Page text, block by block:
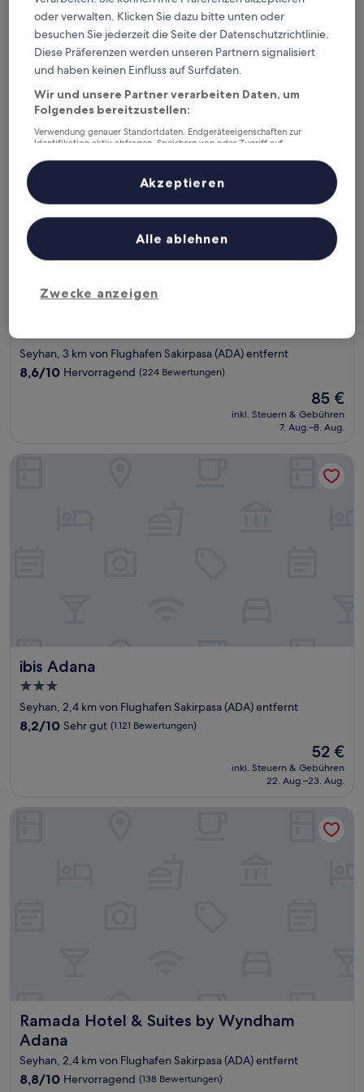
Unterkunft
von
Außergewöhnlich,
(187
Bewertungen)
9,4/10 Außergewöhnlich (187 Bewertungen)
Der
Preis
153 €
inkl. Steuern & Gebühren
Sterne-
Unterkunft
Seyhan, 3 km von Flughafen Sakirpasa (ADA) entfernt
8.6
8,6/10 Hervorragend (224 Bewertungen)
Der
Preis
beträgt
85 €
inkl. Steuern & Gebühren
7. Aug.–8. Aug.
Sirin Park Hotel
ibis Adana
ibis Adana
3.0-
Sterne-
Unterkunft
Seyhan, 2,4 km von Flughafen Sakirpasa (ADA) entfernt
8.2
Bewertungen)
8,2/10 Sehr gut (1.121 Bewertungen)
Der
Preis
beträgt
52 €
inkl. Steuern & Gebühren
22. Aug.–23. Aug.
ibis Adana
Ramada Hotel & Suites by Wyndham
Adana
Ramada Hotel & Suites by Wyndham Adana
Seyhan, 2,4 km von Flughafen Sakirpasa (ADA) entfernt
8.8
8,8/10 Hervorragend (138 Bewertungen)
oder verwalten. Klicken Sie dazu bitte unten oder
besuchen Sie jederzeit die Seite der Datenschutzrichtlinie.
Diese Präferenzen werden unseren Partnern signalisiert
und haben keinen Einfluss auf Surfdaten.
Wir und unsere Partner verarbeiten Daten, um
Folgendes bereitzustellen:
Verwendung genauer Standortdaten. Endgeräteeigenschaften zur
Identifikation aktiv abfragen. Speichern von oder Zugriff auf
Inhalte, Messung von Werbeleistung und der Performance von Inhalten,
Zielgruppenforschung sowie Entwicklung und Verbesserung von
Liste der Partner (Lieferanten)
Zwecke anzeigen
Alle ablehnen
Akzeptieren